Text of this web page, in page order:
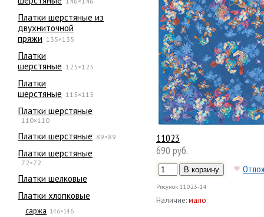
Платки шерстяные из
двухниточной
пряжи 135×135
Платки
шерстяные 125×125
Платки
шерстяные 115×115
Платки шерстяные
110×110
Платки шерстяные 89×89
Платки шерстяные
72×72
Платки шелковые
Платки хлопковые
саржа 146×146
11023
690 руб.
Рисунок 11023-14
Наличие:мало